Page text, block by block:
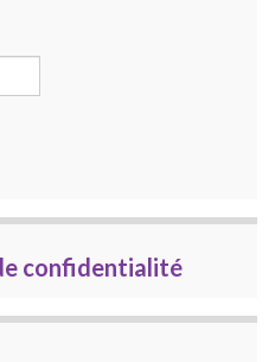
confidentialité